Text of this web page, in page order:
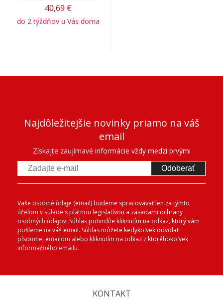
40,69 €
do 2 týždňov u Vás doma
Najdôležitejšie novinky priamo na váš
email
Získajte zaujímavé informácie vždy medzi prvými
Odoberať
Vaše osobné údaje (email) budeme spracovávať len za týmto
účelom v súlade s platnou legislatívou a zásadami ochrany
osobných údajov. Súhlas potvrdíte kliknutím na odkaz, ktorý vám
pošleme na váš email. Súhlas môžete kedykoľvek odvolať
písomne, emailom alebo kliknutím na odkaz z ktoréhokoľvek
informačného emailu.
KONTAKT